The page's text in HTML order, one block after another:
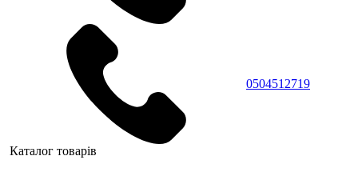
0504512719
Каталог товарів